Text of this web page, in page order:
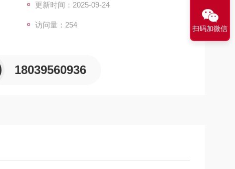
更新时间：2025-09-24
访问量：254
18039560936
扫码加微信